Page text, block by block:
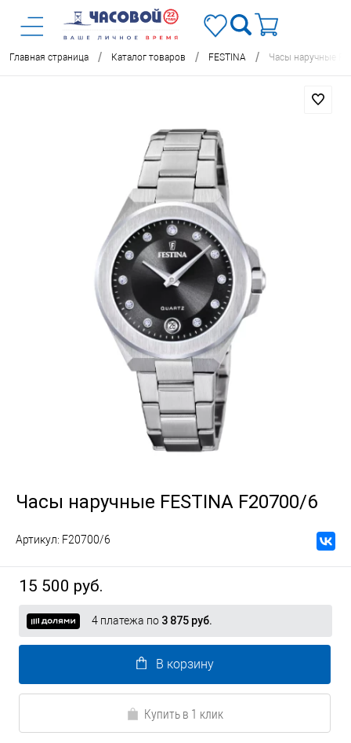
Главная страница / Каталог товаров / FESTINA / Часы наручные
Часы наручные FESTINA F20700/6
Артикул: F20700/6
15 500 руб.
4 платежа по 3 875 руб.
В корзину
Купить в 1 клик